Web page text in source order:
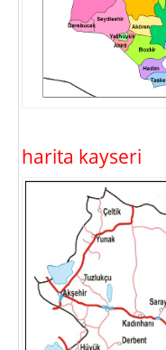
harita kayseri